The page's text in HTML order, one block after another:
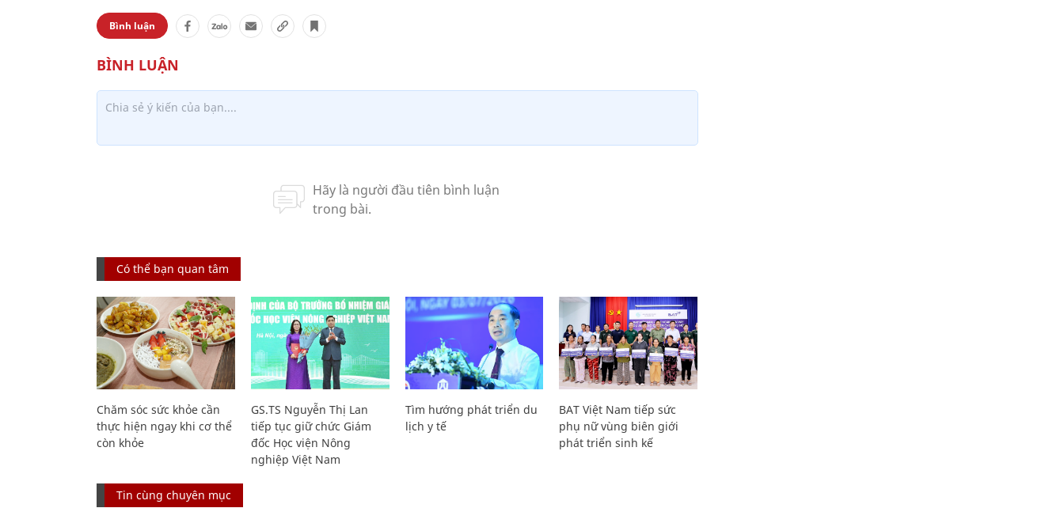
Bình luận
Có thể bạn quan tâm
Chăm sóc sức khỏe cần
thực hiện ngay khi cơ thể
còn khỏe
GS.TS Nguyễn Thị Lan
tiếp tục giữ chức Giám
đốc Học viện Nông
nghiệp Việt Nam
Tìm hướng phát triển du
lịch y tế
BAT Việt Nam tiếp sức
phụ nữ vùng biên giới
phát triển sinh kế
Tin cùng chuyên mục